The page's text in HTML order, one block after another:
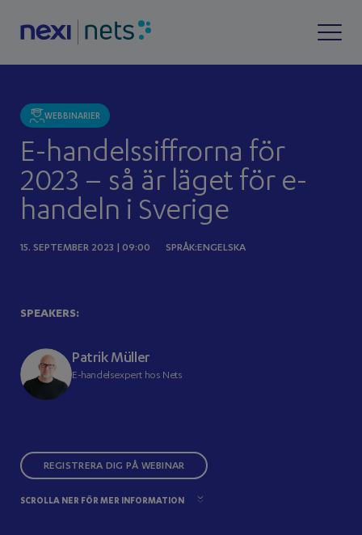
WEBBINARIER
E-handelssiffrorna för
2023 – så är läget för e-
handeln i Sverige
15. SEPTEMBER 2023 | 09:00 SPRÅK:ENGELSKA
SPEAKERS:
Patrik Müller
E-handelsexpert hos Nets
REGISTRERA DIG PÅ WEBINAR
SCROLLA NER FÖR MER INFORMATION